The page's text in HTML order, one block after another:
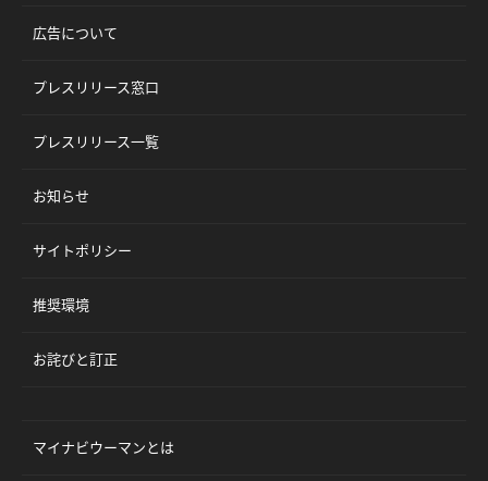
広告について
プレスリリース窓口
プレスリリース一覧
お知らせ
サイトポリシー
推奨環境
お詫びと訂正
マイナビウーマンとは